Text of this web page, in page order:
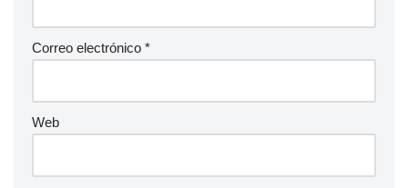
Correo electrónico *
Web